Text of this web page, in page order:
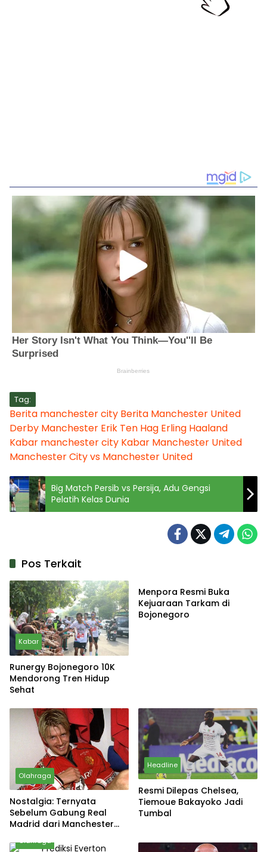
Tag:
Berita manchester city Berita Manchester United
Derby Manchester Erik Ten Hag Erling Haaland
Kabar manchester city Kabar Manchester United
Manchester City vs Manchester United
Big Match Persib vs Persija, Adu Gengsi
Pelatih Kelas Dunia
Pos Terkait
Kabar
Runergy Bojonegoro 10K
Mendorong Tren Hidup
Sehat
Menpora Resmi Buka
Kejuaraan Tarkam di
Bojonegoro
Olahraga
Nostalgia: Ternyata
Sebelum Gabung Real
Madrid dari Manchester
Hampir Gabung Sang Rival
Headline
Resmi Dilepas Chelsea,
Tiemoue Bakayoko Jadi
Tumbal
Olahraga